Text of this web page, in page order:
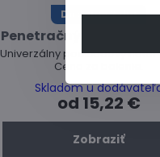
Dodanie 3 dni
Penetračný náter
Univerzálny podkladový náter
Cena za balenie.
Skladom u
od 15,22 €
Zobraziť